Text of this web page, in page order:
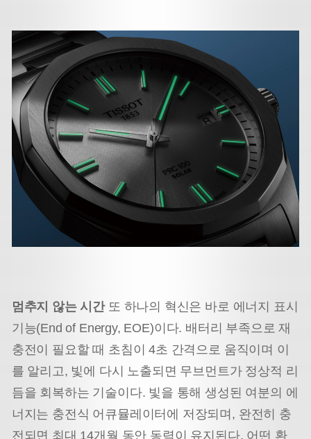
멈추지 않는 시간또 하나의 혁신은 바로 에너지 표시
기능(End of Energy, EOE)이다. 배터리 부족으로 재
충전이 필요할 때 초침이 4초 간격으로 움직이며 이
를 알리고, 빛에 다시 노출되면 무브먼트가 정상적 리
듬을 회복하는 기술이다. 빛을 통해 생성된 여분의 에
너지는 충전식 어큐뮬레이터에 저장되며, 완전히 충
전되면 최대 14개월 동안 동력이 유지된다. 어떤 환